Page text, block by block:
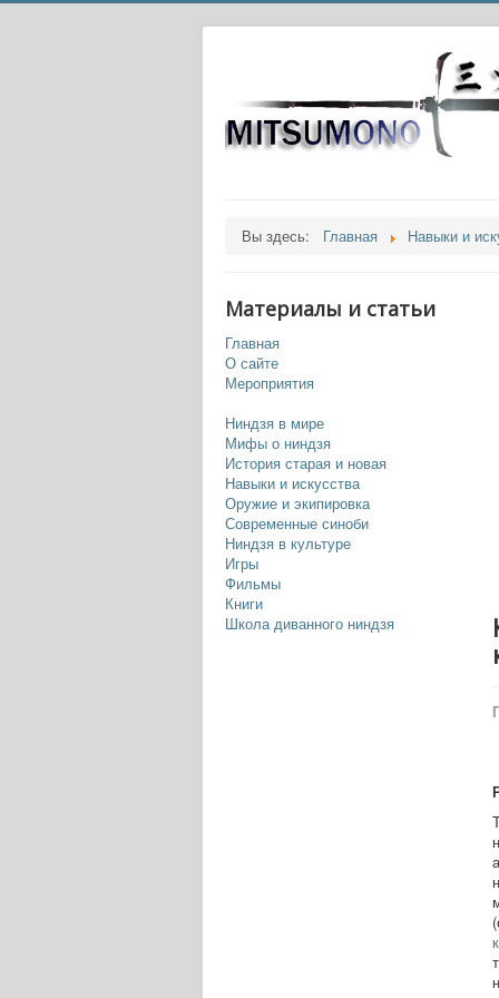
Вы здесь: Главная Навыки и
Материалы и статьи
Главная
О сайте
Мероприятия
Ниндзя в мире
Мифы о ниндзя
История старая и новая
Навыки и искусства
Оружие и экипировка
Современные синоби
Ниндзя в культуре
Игры
Фильмы
Книги
Школа диванного ниндзя